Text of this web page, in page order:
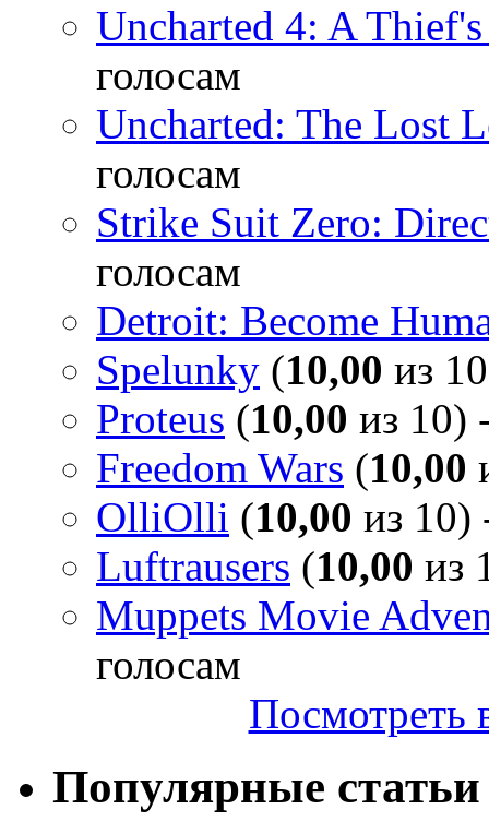
Uncharted 4: A
голосам
Uncharted: The Lost
голосам
Strike Suit Zero:
голосам
Detroit: Become
Spelunky (10,00 из
Proteus (10,00 из 10)
Freedom Wars (10,00
OlliOlli (10,00 из 10)
Luftrausers (10,00 из
Muppets Movie
голосам
Посмотреть
Популярные статьи